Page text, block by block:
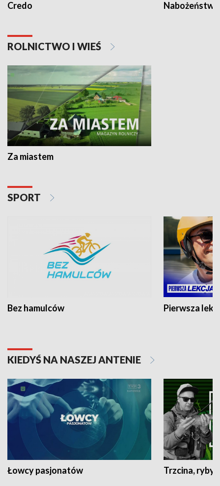
Credo
ROLNICTWO I WIEŚ
Za miastem
SPORT
Bez hamulców Pierwsza
KIEDYŚ NA NASZEJ ANTENIE
Łowcy pasjonatów Trzcina, ryby